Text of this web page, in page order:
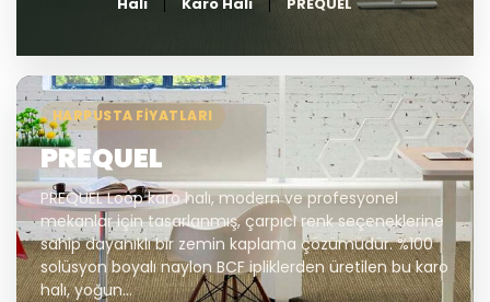
HARPUSTA FIYATLARI
PREQUEL
PREQUEL Loop karo halı, modern ve profesyonel
mekanlar için tasarlanmış, çarpıcı renk seçeneklerine
sahip dayanıklı bir zemin kaplama çözümüdür. %100
solüsyon boyalı naylon BCF ipliklerden üretilen bu karo
halı, yoğun...